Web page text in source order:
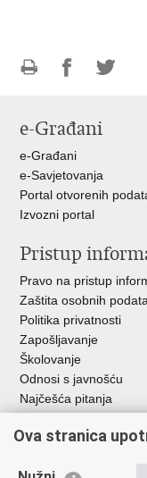
FacebookuTwitteru
e-Građani
e-Građani
e-Savjetovanja
Portal otvorenih
Izvozni portal
Pristup
Pravo na pristup
Zaštita osobnih
Politika privatnosti
Zapošljavanje
Školovanje
Odnosi s javnošću
Najčešća pitanja
Važne
Ova stranica